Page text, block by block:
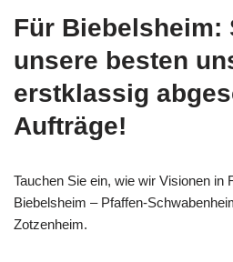
Für Biebelsheim:
unsere besten
erstklassig
Aufträge!
Tauchen Sie ein, wie wir Visionen in
Biebelsheim – Pfaffen-
Zotzenheim.